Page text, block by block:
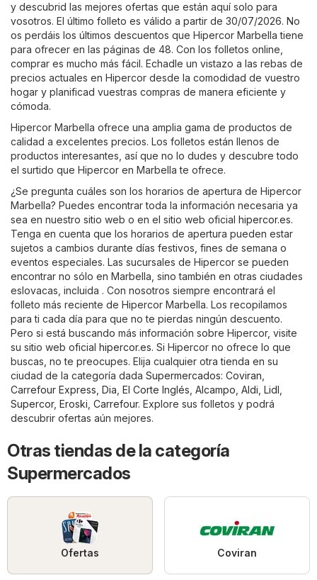
y descubrid las mejores ofertas que están aquí solo para
vosotros. El último folleto es válido a partir de 30/07/2026. No
os perdáis los últimos descuentos que Hipercor Marbella tiene
para ofrecer en las páginas de 48. Con los folletos online,
comprar es mucho más fácil. Echadle un vistazo a las rebas de
precios actuales en Hipercor desde la comodidad de vuestro
hogar y planificad vuestras compras de manera eficiente y
cómoda.
Hipercor Marbella ofrece una amplia gama de productos de
calidad a excelentes precios. Los folletos están llenos de
productos interesantes, así que no lo dudes y descubre todo
el surtido que Hipercor en Marbella te ofrece.
¿Se pregunta cuáles son los horarios de apertura de Hipercor
Marbella? Puedes encontrar toda la información necesaria ya
sea en nuestro sitio web o en el sitio web oficial hipercor.es.
Tenga en cuenta que los horarios de apertura pueden estar
sujetos a cambios durante días festivos, fines de semana o
eventos especiales. Las sucursales de Hipercor se pueden
encontrar no sólo en Marbella, sino también en otras ciudades
eslovacas, incluida . Con nosotros siempre encontrará el
folleto más reciente de Hipercor Marbella. Los recopilamos
para ti cada día para que no te pierdas ningún descuento.
Pero si está buscando más información sobre Hipercor, visite
su sitio web oficial hipercor.es. Si Hipercor no ofrece lo que
buscas, no te preocupes. Elija cualquier otra tienda en su
ciudad de la categoría dada Supermercados: Coviran,
Carrefour Express, Dia, El Corte Inglés, Alcampo, Aldi, Lidl,
Supercor, Eroski, Carrefour. Explore sus folletos y podrá
descubrir ofertas aún mejores.
Otras tiendas de la categoría
Supermercados
Ofertas Coviran